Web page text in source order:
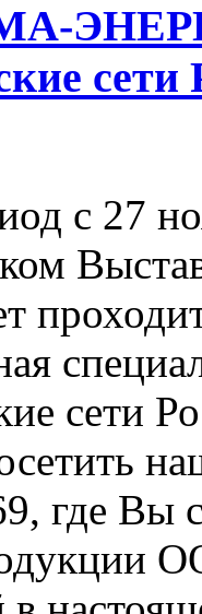
сети
с 27
сети
где Вы